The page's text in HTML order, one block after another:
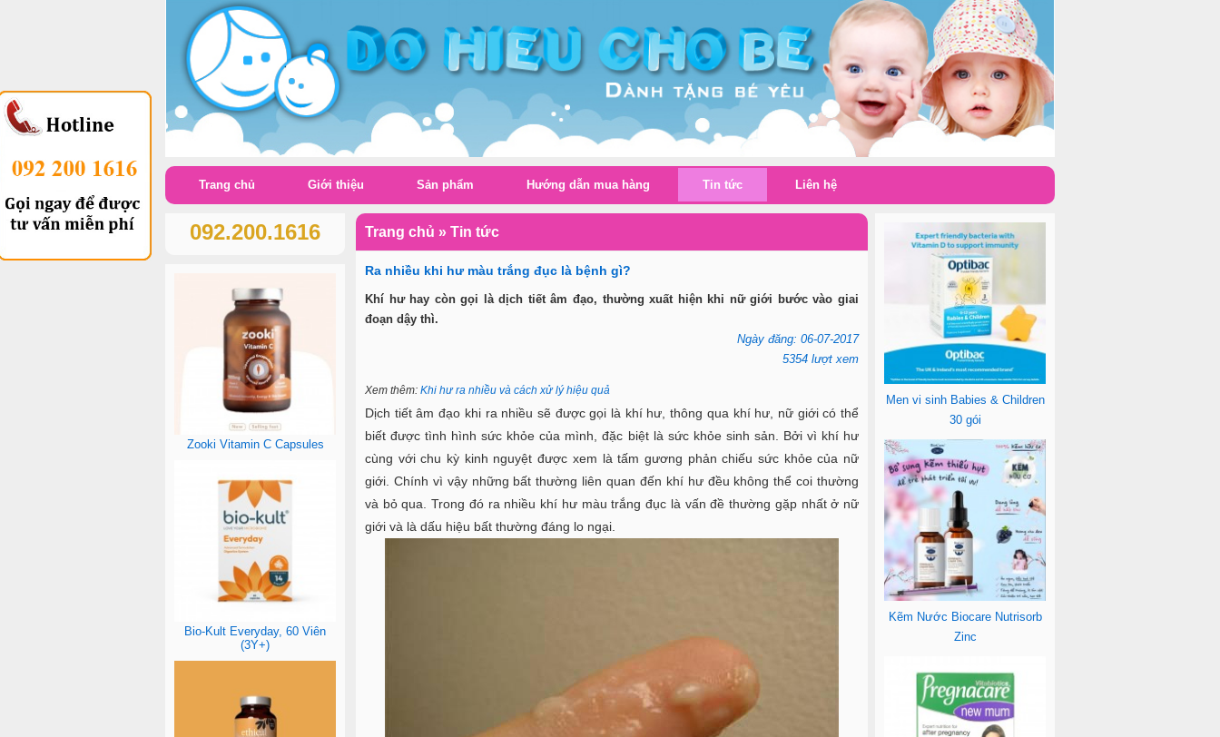
Ra nhiều khi hư màu trắng đục là bệnh gì?
Khí hư hay còn gọi là dịch tiết âm đạo, thường xuất hiện khi nữ giới bước vào giai
đoạn dậy thì.
Ngày đăng: 06-07-2017
5354 lượt xem
Xem thêm: Khi hư ra nhiều và cách xử lý hiệu quả
Dịch tiết âm đạo khi ra nhiều sẽ được gọi là khí hư, thông qua khí hư, nữ giới có thể
biết được tình hình sức khỏe của mình, đặc biệt là sức khỏe sinh sản. Bởi vì khí hư
cùng với chu kỳ kinh nguyệt được xem là tấm gương phản chiếu sức khỏe của nữ
giới. Chính vì vậy những bất thường liên quan đến khí hư đều không thể coi thường
và bỏ qua. Trong đó ra nhiều khí hư màu trắng đục là vấn đề thường gặp nhất ở nữ
giới và là dấu hiệu bất thường đáng lo ngại.
Trang chủ » Tin tức
Men vi sinh Babies & Children
30 gói
Kẽm Nước Biocare Nutrisorb
Zinc
092.200.1616
Zooki Vitamin C Capsules
Bio-Kult Everyday, 60 Viên
(3Y+)
Trang chủ Giới thiệu Sản phẩm Hướng dẫn mua hàng Tin tức Liên hệ